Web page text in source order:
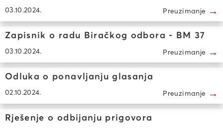
03.10.2024. Preuzimanje →
Zapisnik o radu Biračkog odbora - BM 37
03.10.2024. Preuzimanje →
Odluka o ponavljanju glasanja
02.10.2024. Preuzimanje →
Rješenje o odbijanju prigovora